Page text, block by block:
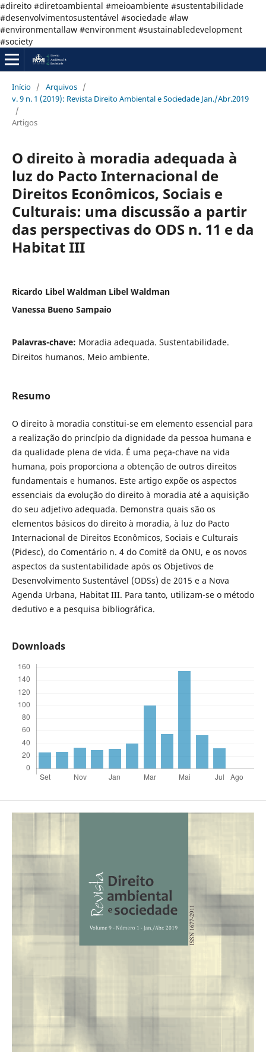
#direito #diretoambiental #meioambiente #sustentabilidade
#desenvolvimentosustentável #sociedade #law
#environmentallaw #environment #sustainabledevelopment
#society
Início / Arquivos /
v. 9 n. 1 (2019): Revista Direito Ambiental e Sociedade Jan./Abr.2019
/
Artigos
O direito à moradia adequada à
luz do Pacto Internacional de
Direitos Econômicos, Sociais e
Culturais: uma discussão a partir
das perspectivas do ODS n. 11 e da
Habitat III
Ricardo Libel Waldman Libel Waldman
Vanessa Bueno Sampaio
Palavras-chave: Moradia adequada. Sustentabilidade.
Direitos humanos. Meio ambiente.
Resumo
O direito à moradia constitui-se em elemento essencial para
a realização do princípio da dignidade da pessoa humana e
da qualidade plena de vida. É uma peça-chave na vida
humana, pois proporciona a obtenção de outros direitos
fundamentais e humanos. Este artigo expõe os aspectos
essenciais da evolução do direito à moradia até a aquisição
do seu adjetivo adequada. Demonstra quais são os
elementos básicos do direito à moradia, à luz do Pacto
Internacional de Direitos Econômicos, Sociais e Culturais
(Pidesc), do Comentário n. 4 do Comitê da ONU, e os novos
aspectos da sustentabilidade após os Objetivos de
Desenvolvimento Sustentável (ODSs) de 2015 e a Nova
Agenda Urbana, Habitat III. Para tanto, utilizam-se o método
dedutivo e a pesquisa bibliográfica.
Downloads